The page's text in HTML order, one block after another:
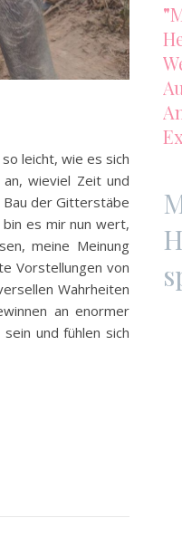
leicht, wie es sich
wieviel Zeit und
Bau der Gitterstäbe
es mir nun wert,
meine Meinung
Vorstellungen von
Wahrheiten
an enormer
und fühlen sich
"